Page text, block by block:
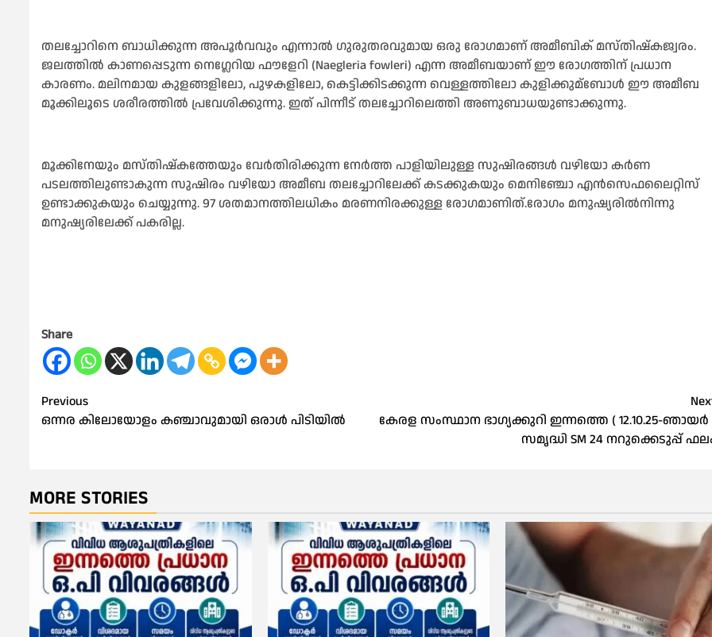
തലച്ചോറിനെ ബാധിക്കുന്ന അപൂർവവും എന്നാല്‍ ഗുരുതരവുമായ ഒരു രോഗമാണ് അമീബിക് മസ്തിഷ്കജ്വരം.
ജലത്തില്‍ കാണപ്പെടുന്ന നെഗ്ലേറിയ ഫൗളേറി (Naegleria fowleri) എന്ന അമീബയാണ് ഈ രോഗത്തിന് പ്രധാന
കാരണം. മലിനമായ കുളങ്ങളിലോ, പുഴകളിലോ, കെട്ടിക്കിടക്കുന്ന വെള്ളത്തിലോ കുളിക്കുമ്ബോള്‍ ഈ അമീബ
മൂക്കിലൂടെ ശരീരത്തില്‍ പ്രവേശിക്കുന്നു. ഇത് പിന്നീട് തലച്ചോറിലെത്തി അണുബാധയുണ്ടാക്കുന്നു.
മൂക്കിനേയും മസ്തിഷ്‌കത്തേയും വേർതിരിക്കുന്ന നേർത്ത പാളിയിലുള്ള സുഷിരങ്ങള്‍ വഴിയോ കർണ
പടലത്തിലുണ്ടാകുന്ന സുഷിരം വഴിയോ അമീബ തലച്ചോറിലേക്ക് കടക്കുകയും മെനിഞ്ചോ എൻസെഫലൈറ്റിസ്
ഉണ്ടാക്കുകയും ചെയ്യുന്നു. 97 ശതമാനത്തിലധികം മരണനിരക്കുള്ള രോഗമാണിത്.രോഗം മനുഷ്യരില്‍നിന്നു
മനുഷ്യരിലേക്ക് പകരില്ല.
Share
Post
navigation
Previous
ഒന്നര കിലോയോളം കഞ്ചാവുമായി ഒരാൾ പിടിയിൽ
കേരള സംസ്ഥാന ഭാഗ്യക്കുറി ഇന്നത്തെ ( 12.10.25-ഞായർ
സമൃദ്ധി SM 24 നറുക്കെടുപ്പ്
MORE STORIES